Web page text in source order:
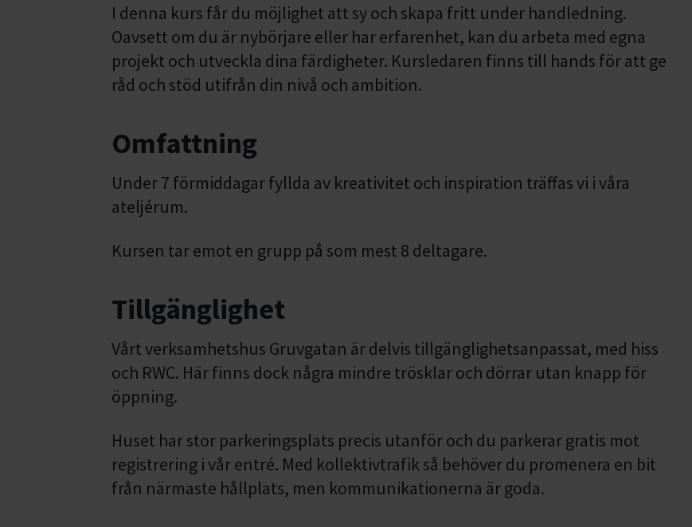
I denna kurs får du möjlighet att sy och skapa fritt under handledning.
Oavsett om du är nybörjare eller har erfarenhet, kan du arbeta med egna
projekt och utveckla dina färdigheter. Kursledaren finns till hands för att ge
råd och stöd utifrån din nivå och ambition.
Omfattning
Under 7 förmiddagar fyllda av kreativitet och inspiration träffas vi i våra
ateljérum.
Kursen tar emot en grupp på som mest 8 deltagare.
Tillgänglighet
Vårt verksamhetshus Gruvgatan är delvis tillgänglighetsanpassat, med hiss
och RWC. Här finns dock några mindre trösklar och dörrar utan knapp för
öppning.
Huset har stor parkeringsplats precis utanför och du parkerar gratis mot
registrering i vår entré. Med kollektivtrafik så behöver du promenera en bit
från närmaste hållplats, men kommunikationerna är goda.